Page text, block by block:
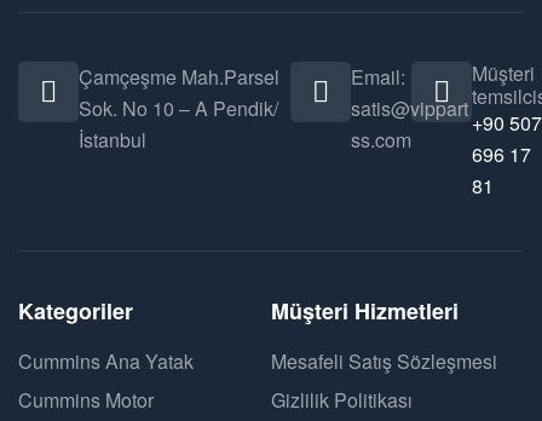
Çamçeşme Mah.Parsel
Sok. No 10 – A Pendik/
İstanbul
Email:
satis@vippart
ss.com
Müşteri
+90 507
696 17
81
Kategoriler
Cummins Ana Yatak
Cummins Motor
Müşteri Hizmetleri
Mesafeli Satış Sözleşmesi
Gizlilik Politikası